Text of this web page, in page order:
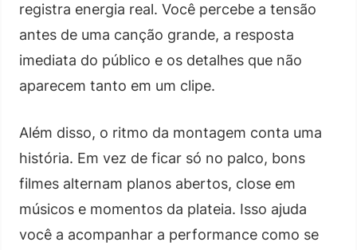
registra energia real. Você percebe a tensão
antes de uma canção grande, a resposta
imediata do público e os detalhes que não
aparecem tanto em um clipe.
Além disso, o ritmo da montagem conta uma
história. Em vez de ficar só no palco, bons
filmes alternam planos abertos, close em
músicos e momentos da plateia. Isso ajuda
você a acompanhar a performance como se